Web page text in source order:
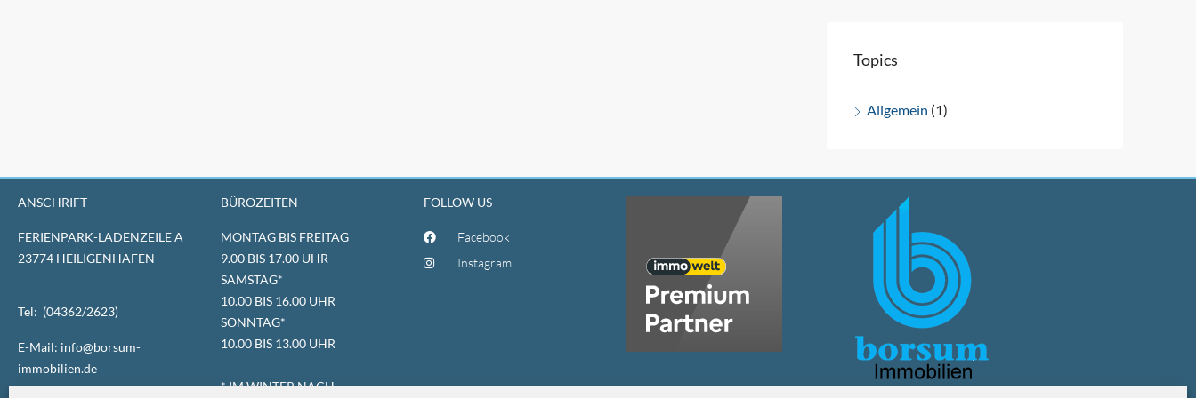
Topics
Allgemein (1)
ANSCHRIFT
FERIENPARK-LADENZEILE A
23774 HEILIGENHAFEN
Tel: (04362/2623)
E-Mail: info@borsum-
immobilien.de
BÜROZEITEN
MONTAG BIS FREITAG
9.00 BIS 17.00 UHR
SAMSTAG*
10.00 BIS 16.00 UHR
SONNTAG*
10.00 BIS 13.00 UHR
* IM WINTER NACH
FOLLOW US
Facebook
Instagram